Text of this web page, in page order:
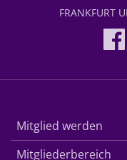
FRANKFURT
Mitglied werden
Mitgliederbereich